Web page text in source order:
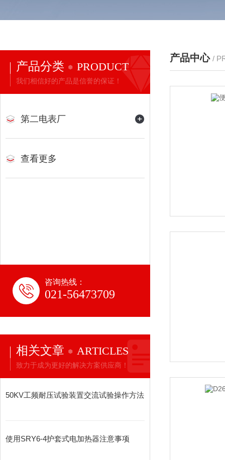
产品分类 PRODUCT
我们相信好的产品是信誉的保证！
第二电表厂
查看更多
咨询热线：
021-56473709
相关文章 ARTICLES
致力于成为更好的解决方案供应商！
50KV工频耐压试验装置交流试验操作方法
使用SRY6-4护套式电加热器注意事项
产品中心 /